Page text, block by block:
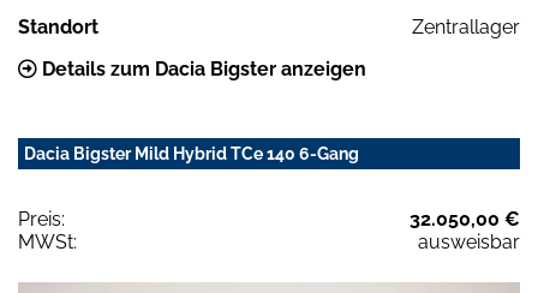
Standort
Zentrallager
Details zum Dacia Bigster anzeigen
Dacia Bigster Mild Hybrid TCe 140 6-Gang
Preis:
32.050,00 €
MWSt:
ausweisbar